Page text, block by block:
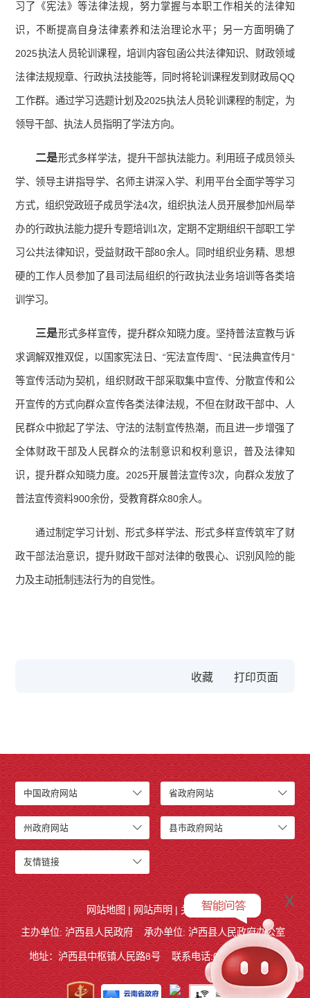
习了《宪法》等法律法规，努力掌握与本职工作相关的法律知
识，不断提高自身法律素养和法治理论水平；另一方面明确了
2025执法人员轮训课程，培训内容包函公共法律知识、财政领域
法律法规规章、行政执法技能等，同时将轮训课程发到财政局QQ
工作群。通过学习选题计划及2025执法人员轮训课程的制定，为
领导干部、执法人员指明了学法方向。
二是形式多样学法，提升干部执法能力。利用班子成员领头
学、领导主讲指导学、名师主讲深入学、利用平台全面学等学习
方式，组织党政班子成员学法4次，组织执法人员开展参加州局举
办的行政执法能力提升专题培训1次，定期不定期组织干部职工学
习公共法律知识，受益财政干部80余人。同时组织业务精、思想
硬的工作人员参加了县司法局组织的行政执法业务培训等各类培
训学习。
三是形式多样宣传，提升群众知晓力度。坚持普法宣教与诉
求调解双推双促，以国家宪法日、“宪法宣传周”、“民法典宣传月”
等宣传活动为契机，组织财政干部采取集中宣传、分散宣传和公
开宣传的方式向群众宣传各类法律法规，不但在财政干部中、人
民群众中掀起了学法、守法的法制宣传热潮，而且进一步增强了
全体财政干部及人民群众的法制意识和权利意识，普及法律知
识，提升群众知晓力度。2025开展普法宣传3次，向群众发放了
普法宣传资料900余份，受教育群众80余人。
通过制定学习计划、形式多样学法、形式多样宣传筑牢了财
政干部法治意识，提升财政干部对法律的敬畏心、识别风险的能
力及主动抵制违法行为的自觉性。
收藏
中国政府网站 省政府网站
州政府网站 县市政府网站
友情链接
网站地图 | 网站声明 | 关于我们
主办单位: 泸西县人民政府
承办单位: 泸西县人民政府办公室
地址：泸西县中枢镇人民路8号 联系电话:0873-6621715
x